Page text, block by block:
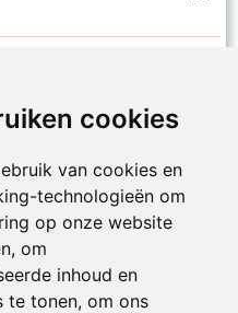
cookies
van cookies en
technologieën om
op onze website
om
inhoud en
te tonen, om ons